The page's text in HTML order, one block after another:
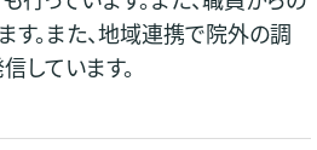
す。また、地域連携で院外の調
しています。